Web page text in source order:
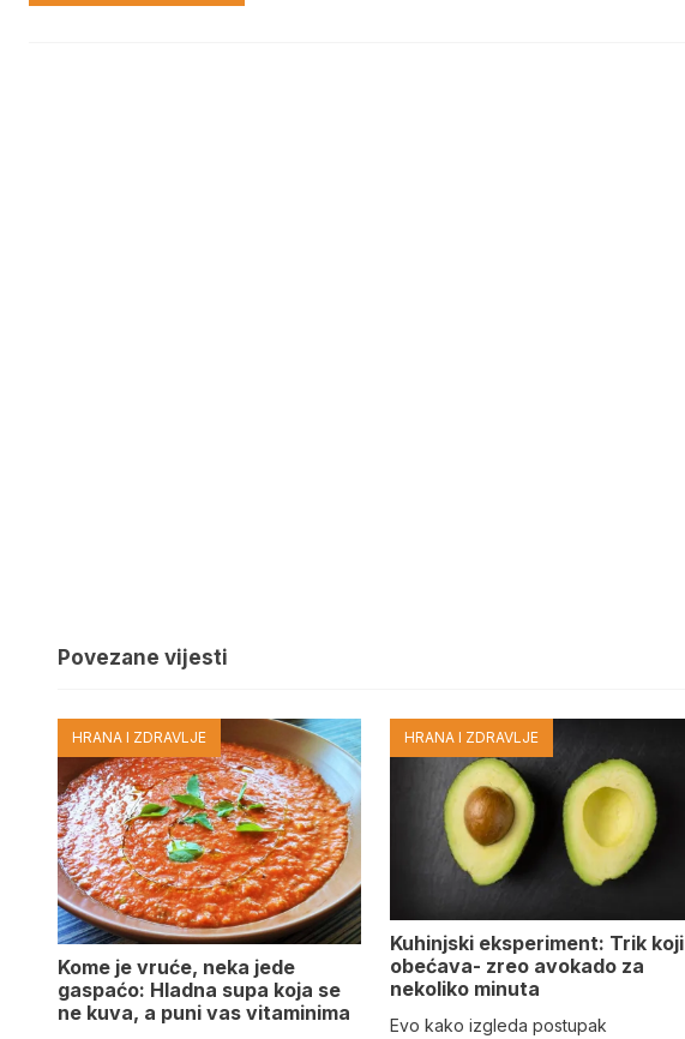
Povezane vijesti
HRANA I ZDRAVLJE
Kome je vruće, neka jede
gaspaćo: Hladna supa koja se
ne kuva, a puni vas vitaminima
HRANA I ZDRAVLJE
Kuhinjski eksperiment: Trik koji
obećava- zreo avokado za
nekoliko minuta
Evo kako izgleda postupak